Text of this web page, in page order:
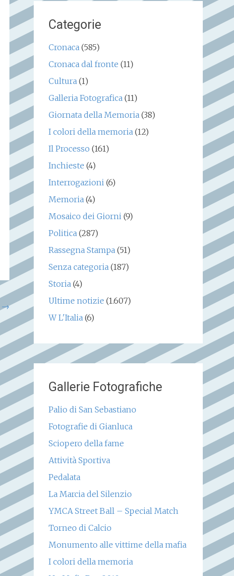
→
Categorie
Cronaca(585)
Cronaca dal fronte (11)
Cultura(1)
Galleria Fotografica(11)
Giornata della Memoria(38)
I colori della memoria(12)
Il Processo (161)
Inchieste (4)
Interrogazioni(6)
Memoria(4)
Mosaico dei Giorni(9)
Politica(287)
Rassegna Stampa(51)
Senza categoria(187)
Storia(4)
Ultime notizie (1.607)
W L'Italia(6)
Gallerie Fotografiche
Palio di San Sebastiano
Fotografie di Gianluca
Sciopero della fame
Attività Sportiva
Pedalata
La Marcia del Silenzio
YMCA Street Ball – Special Match
Torneo di Calcio
Monumento alle vittime della mafia
I colori della memoria